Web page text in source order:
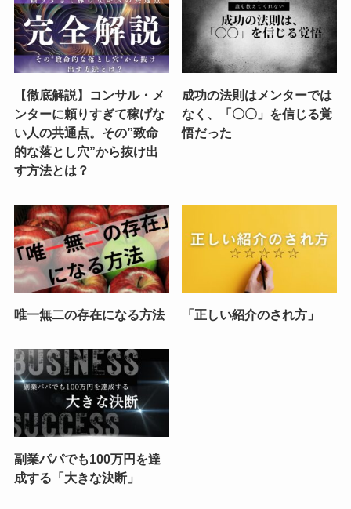
【徹底解説】コンサル・メ
ンターに頼りすぎて稼げな
い人の共通点。その”致命
的な落とし穴”から抜け出
す方法とは？
成功の法則はメンターでは
なく、「〇〇」を信じる覚
悟だった
唯一無二の存在になる方法 「正しい紹介のされ方」
副業パパでも100万円を達
成する「大きな決断」